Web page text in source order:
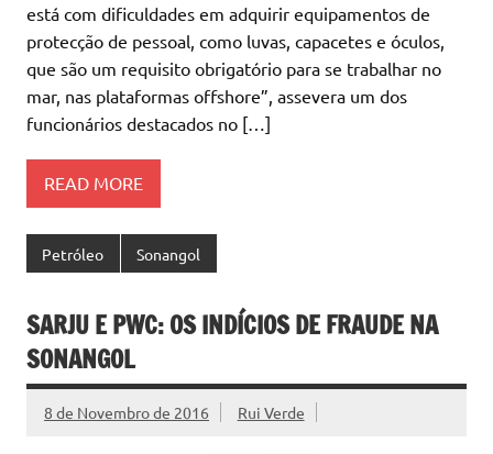
está com dificuldades em adquirir equipamentos de
protecção de pessoal, como luvas, capacetes e óculos,
que são um requisito obrigatório para se trabalhar no
mar, nas plataformas offshore”, assevera um dos
funcionários destacados no […]
READ MORE
Petróleo Sonangol
SARJU E PWC: OS INDÍCIOS DE FRAUDE NA
SONANGOL
8 de Novembro de 2016 Rui Verde